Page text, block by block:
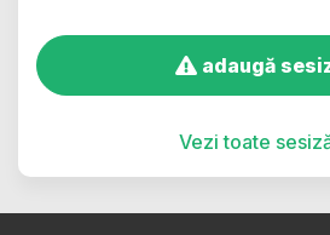
adaugă
Vezi toate